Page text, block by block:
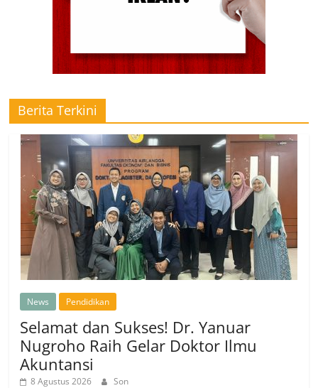
Berita Terkini
News Pendidikan
Selamat dan Sukses! Dr. Yanuar
Nugroho Raih Gelar Doktor Ilmu
Akuntansi
8 Agustus 2026 Son